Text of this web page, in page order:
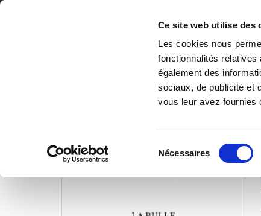
Ce site web utilise des
Les cookies nous
fonctionnalités
également des
sociaux, de publicité et
vous leur avez fournies
Nécessaires
DE LA PAGE BLANCHE... AU BEST SELLER
/ Science-fiction & horreur /
LES LIVRES